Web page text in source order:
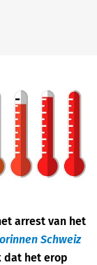
arrest van het
Schweiz
dat het erop